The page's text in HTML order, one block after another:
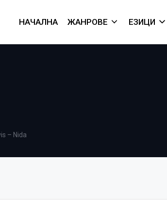
НАЧАЛНА ЖАНРОВЕ ЕЗИЦИ
– Nida